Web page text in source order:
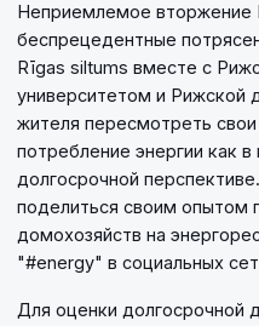
Неприемлемое вторжение
беспрецедентные
Rīgas siltums вместе с
университетом и Рижской
жителя пересмотреть
потребление энергии как в
долгосрочной
поделиться своим опытом
домохозяйств на
"#energy" в социальных
Для оценки долгосрочной